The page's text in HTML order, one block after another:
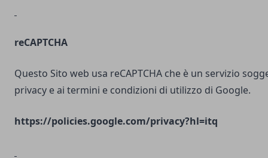
reCAPTCHA
Questo Sito web usa reCAPTCHA che è un servizio
privacy e ai termini e condizioni di utilizzo di Google.
https://policies.google.com/privacy?hl=itq